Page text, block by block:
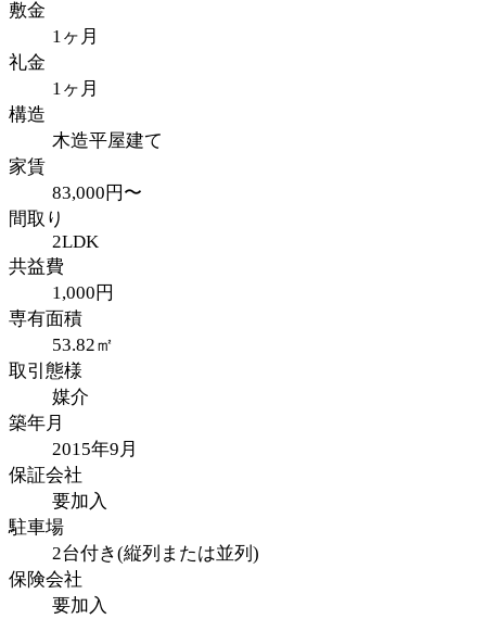
敷金
1ヶ月
礼金
1ヶ月
構造
木造平屋建て
家賃
83,000円〜
間取り
2LDK
共益費
1,000円
専有面積
53.82㎡
取引態様
媒介
築年月
2015年9月
保証会社
要加入
駐車場
2台付き(縦列または並列)
保険会社
要加入